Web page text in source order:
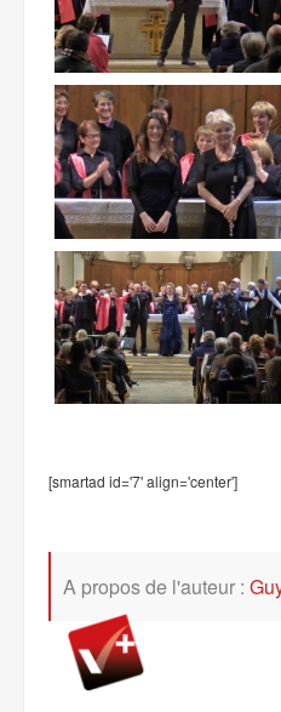
[smartad id='7' align='center']
A propos de l'auteur :